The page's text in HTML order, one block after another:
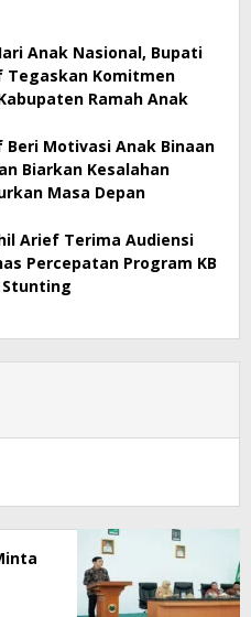
Anak Nasional, Bupati
Tegaskan Komitmen
Ramah Anak
Beri Motivasi Anak Binaan
Biarkan Kesalahan
Masa Depan
Arief Terima Audiensi
Percepatan Program KB
Stunting